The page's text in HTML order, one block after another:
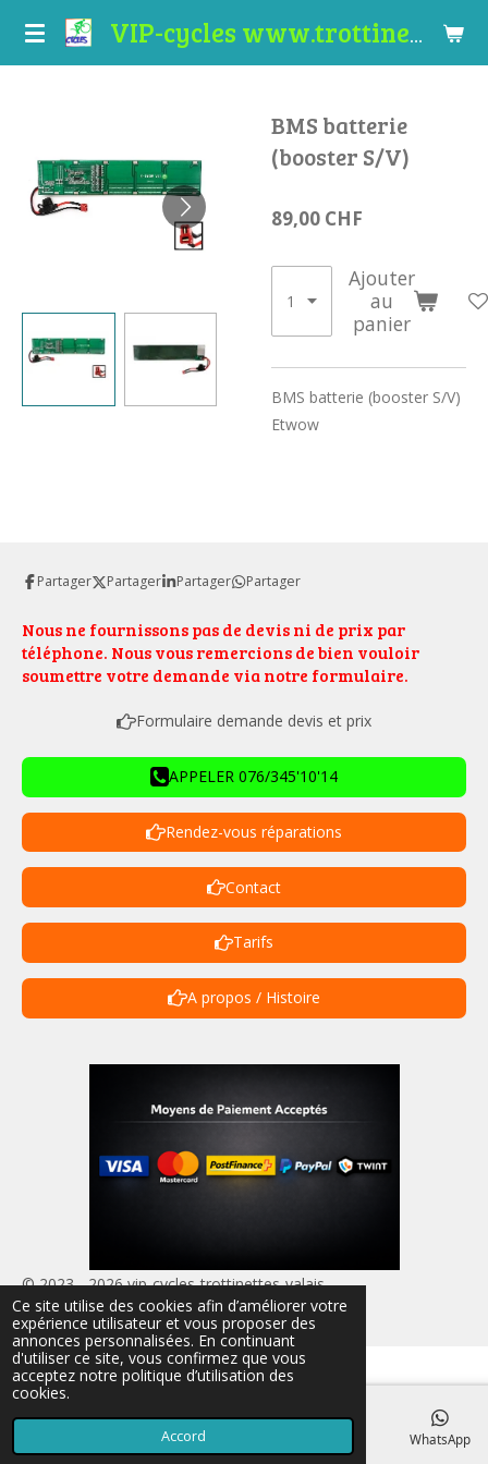
Ce site utilise des cookies afin d’améliorer votre
expérience utilisateur et vous proposer des
annonces personnalisées. En continuant
d'utiliser ce site, vous confirmez que vous
acceptez notre politique d’utilisation des
cookies.
Accord
Passer
VIP-cycles www.trottinettes-valais.ch
BMS batterie
(booster S/V)
89,00 CHF
Ajouter
au
panier
BMS batterie (booster S/V)
Etwow
Partager Partager Partager Partager
Nous ne fournissons pas de devis ni de prix par
téléphone. Nous vous remercions de bien vouloir
soumettre votre demande via notre formulaire.
Formulaire demande devis et prix
APPELER 076/345'10'14
Rendez-vous réparations
Contact
Tarifs
A propos / Histoire
© 2023 - 2026 vip-cycles-trottinettes-valais
Propulsé par Webador
Téléphone WhatsApp